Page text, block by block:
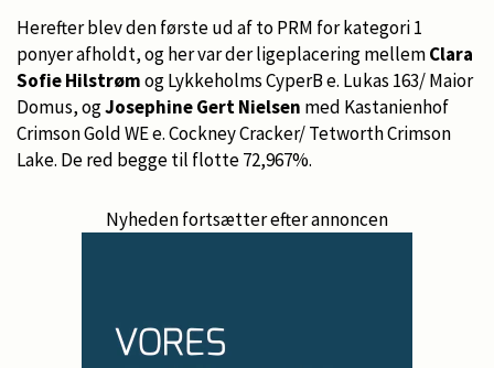
Herefter blev den første ud af to PRM for kategori 1
ponyer afholdt, og her var der ligeplacering mellemClara
Sofie Hilstrømog Lykkeholms CyperB e. Lukas 163/ Maior
Domus, ogJosephine Gert Nielsen med Kastanienhof
Crimson Gold WE e. Cockney Cracker/ Tetworth Crimson
Lake. De red begge til flotte 72,967%.
Nyheden fortsætter efter annoncen